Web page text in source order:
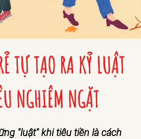
"luật" khi tiêu tiền là cách